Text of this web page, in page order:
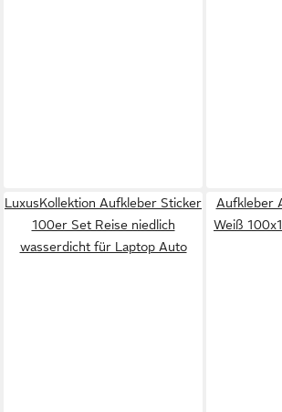
LuxusKollektion Aufkleber Sticker
100er Set Reise niedlich
wasserdicht für Laptop Auto
Aufkleber
Weiß